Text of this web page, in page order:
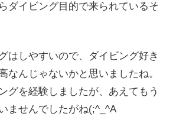
ダイビング目的で来られているそ
はしやすいので、ダイビング好き
なんじゃないかと思いましたね。
グを経験しましたが、あえてもう
ませんでしたがね(;^_^A